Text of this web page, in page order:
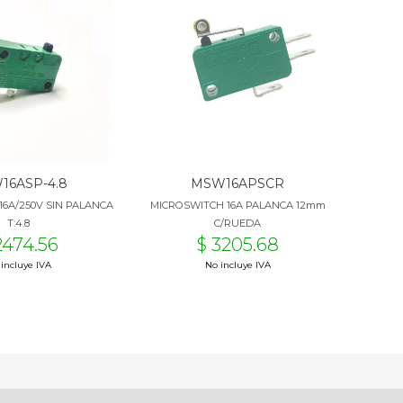
4.8
250V SIN PALANCA
T:4.8
IVA
MSW16APSCR
MICROSWITCH 16A PALANCA 12mm
C/RUEDA
$ 3205.68
No incluye IVA